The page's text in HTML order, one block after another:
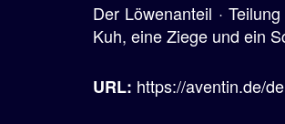
Der Löwenanteil ·
Kuh, eine Ziege und ein
URL: https://aventin.de/